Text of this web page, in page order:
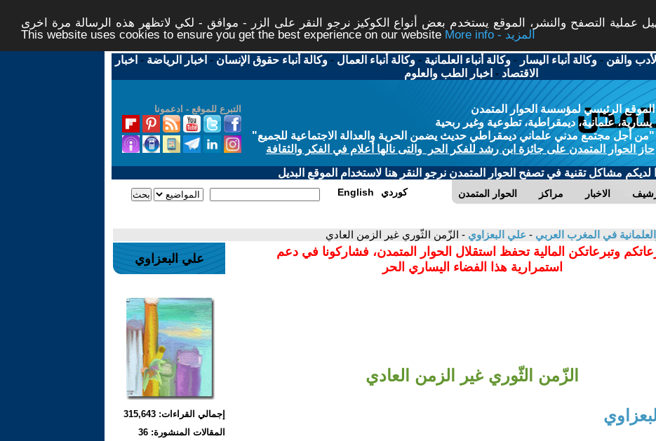
عملية التصفح والنشر، الموقع يستخدم بعض أنواع الكوكيز نرجو النقر على الزر - موافق - لكي لاتظهر هذه الرسالة مرة اخرى -
This website uses cookies to ensure you get the best experience on our website
More info - المزيد
والفن -وكالة أنباء اليسار -وكالة أنباء العلمانية -وكالة أنباء العمال -وكالة أنباء حقوق الإنسان - اخبار الرياضة - اخبار
الاقتصاد - اخبار الطب والعلوم
التبرع للموقع - ادعمونا
الموقع الرئيسي لمؤسسة الحوار المتمدن
يسارية، علمانية، ديمقراطية، تطوعية وغير ربحية
"من أجل مجتمع مدني علماني ديمقراطي حديث يضمن الحرية والعدالة الاجتماعية للجميع"
حاز الحوار المتمدن على جائزة ابن رشد للفكر الحر والتى نالها أعلام في الفكر والثقافة
لديكم مشاكل تقنية في تصفح الحوار المتمدن نرجو النقر هنا لاستخدام الموقع البديل
الحوار المتمدن مراكز الاخبار English كوردي
في المغرب العربي - علي البعزاوي - الزّمن الثّوري غير الزمن العادي
وتبرعاتكن المالية تحفظ استقلال الحوار المتمدن، فشاركونا في دعم
استمرارية هذا الفضاء اليساري الحر
الزّمن الثّوري غير الزمن العادي
علي البعزاوي
إجمالي القراءات: 315,643
المقالات المنشورة: 36